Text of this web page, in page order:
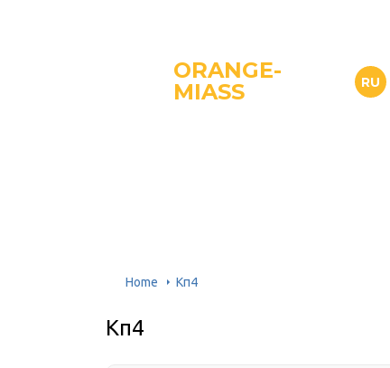
ORANGE-
MIASS
RU
Home Кп4
Кп4